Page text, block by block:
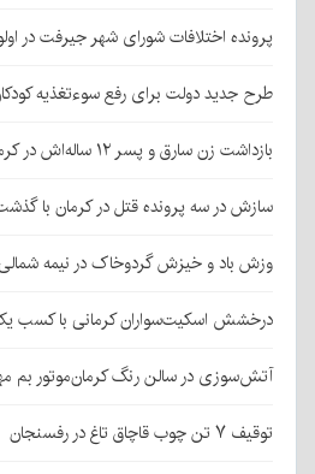
پرونده اختلافات شورای شهر جیرفت در
طرح جدید دولت برای رفع سوءتغذیه
بازداشت زن سارق و پسر ۱۲ ساله‌اش در کرمان
سازش در سه پرونده قتل در کرمان با
وزش باد و خیزش گردوخاک در نیمه
درخشش اسکیت‌سواران کرمانی با کسب
آتش‌سوزی در سالن رنگ کرمان‌موتور بم
توقیف ۷ تن چوب قاچاق تاغ در رفسنجان